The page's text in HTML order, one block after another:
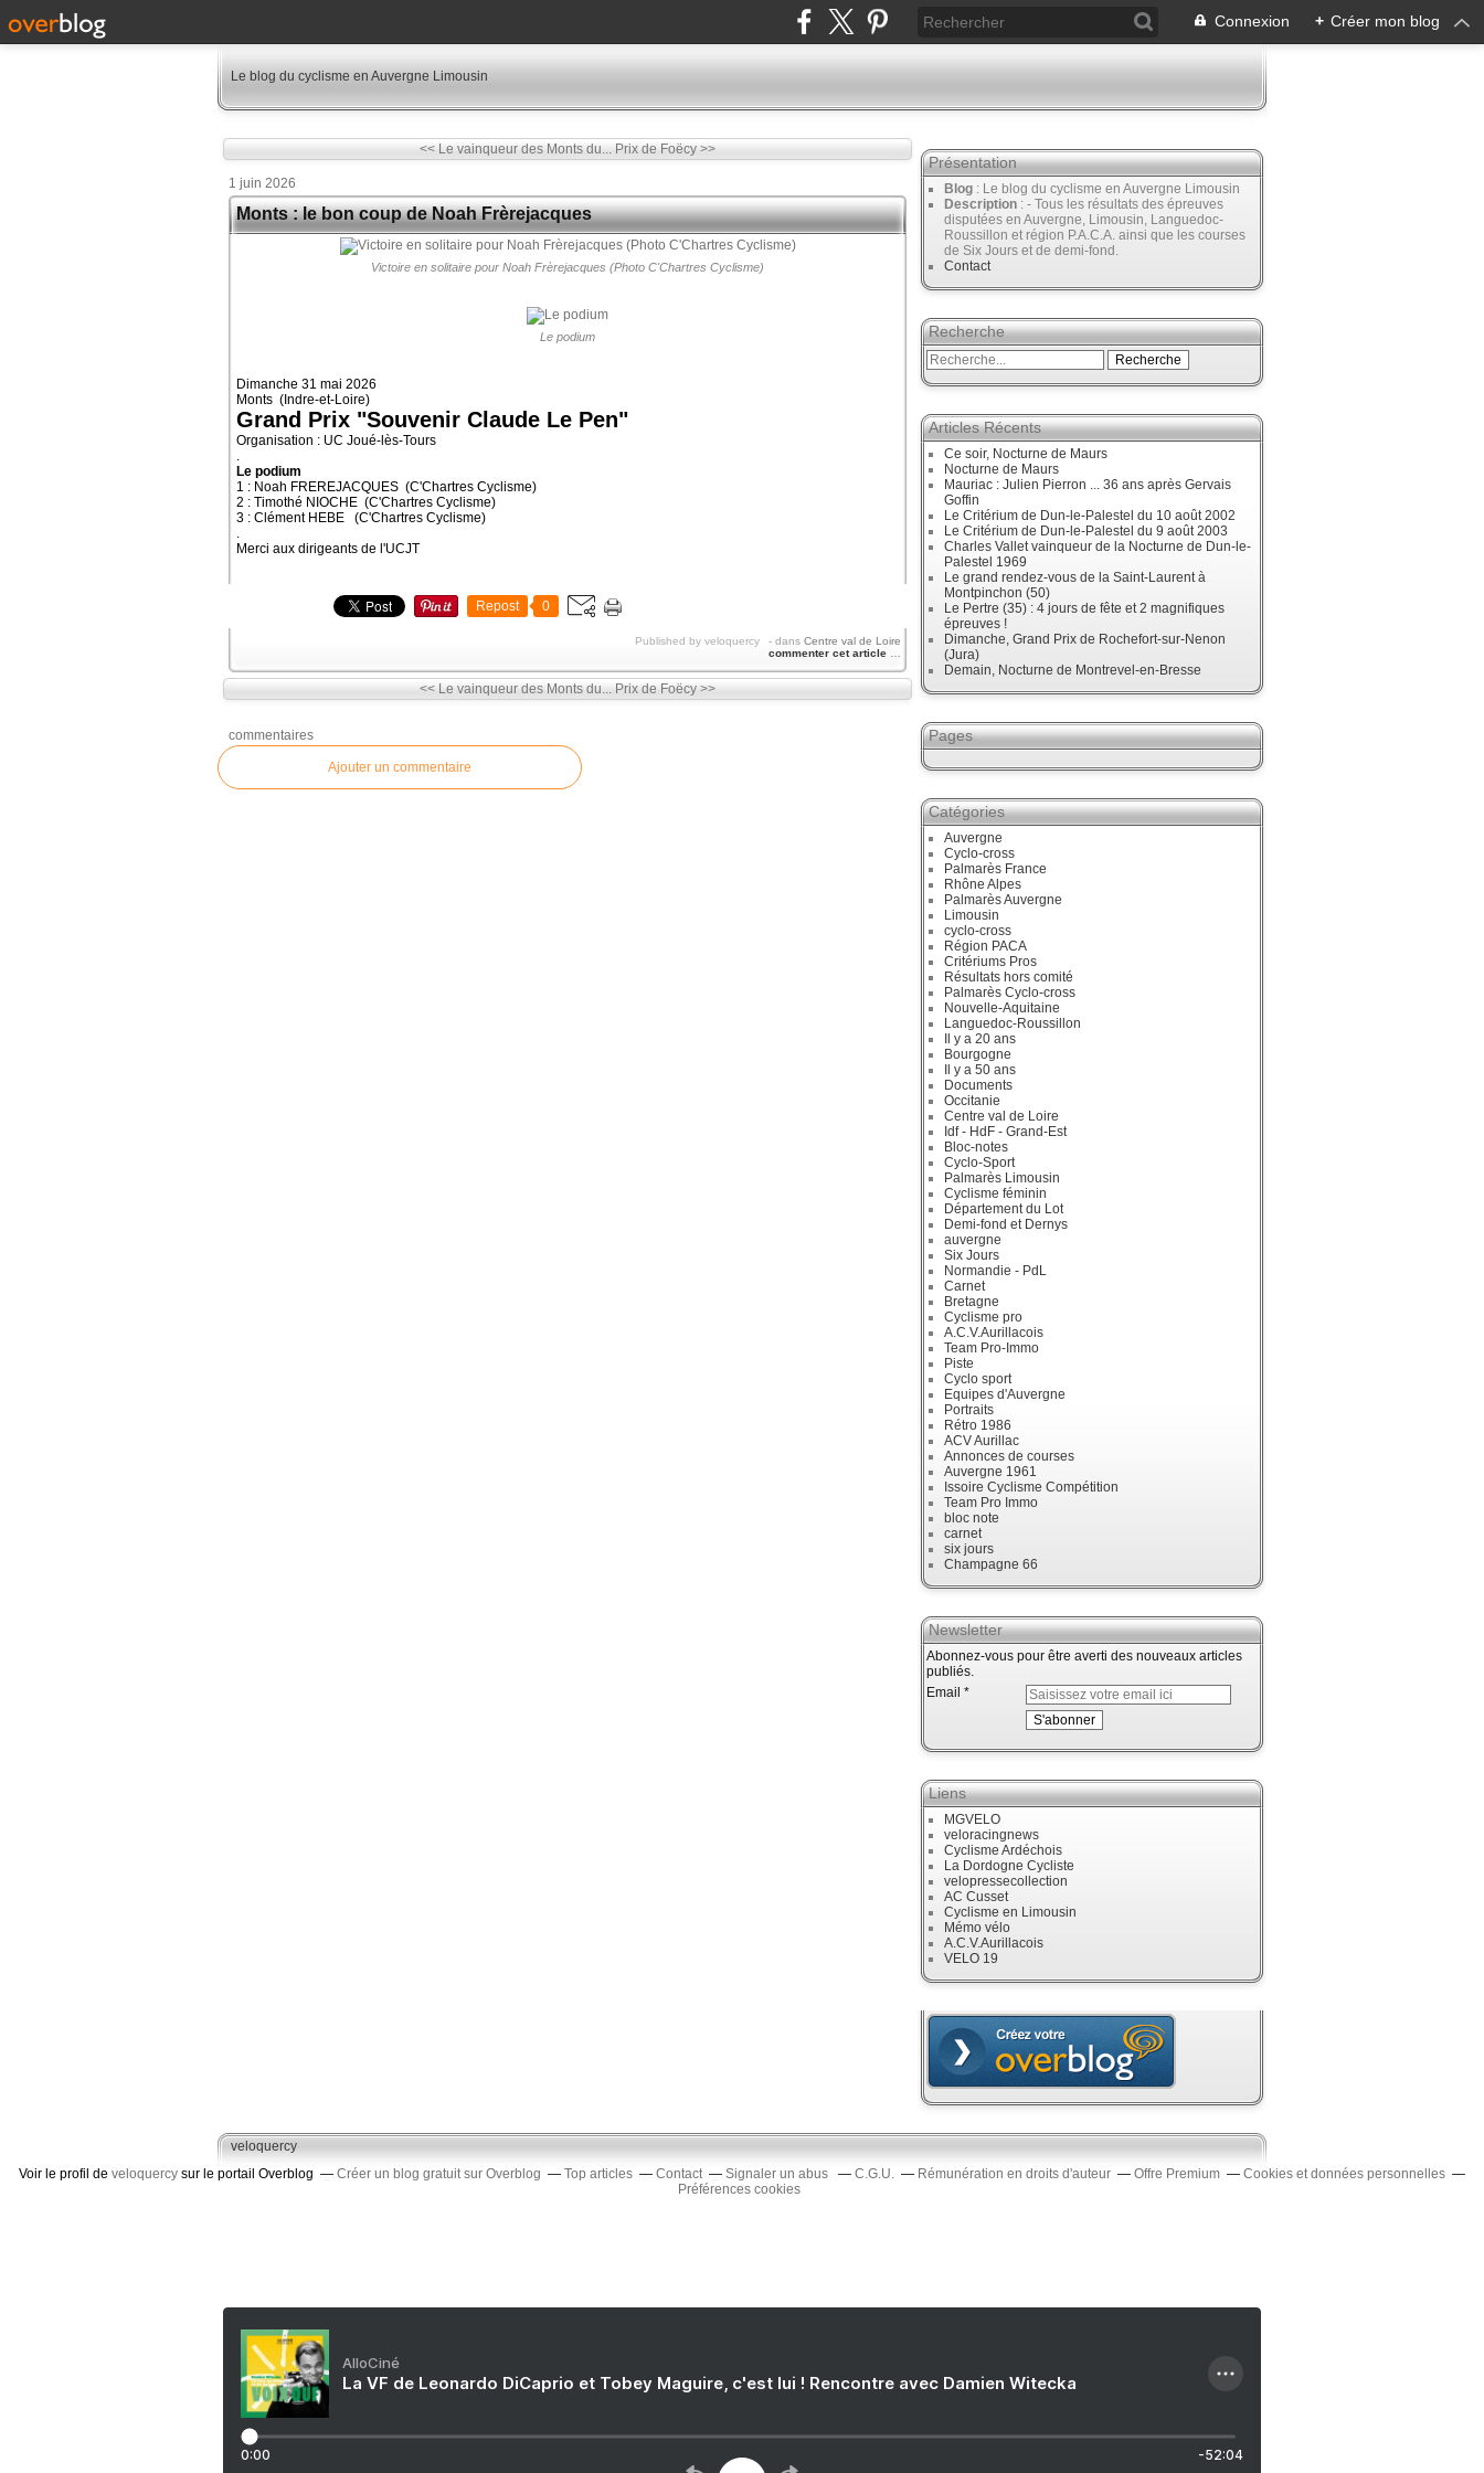
Connexion + Créer mon blog
Le blog du cyclisme en Auvergne Limousin
<< Le vainqueur des Monts du... Prix de Foëcy >>
1 juin 2026
Monts : le bon coup de Noah Frèrejacques
Victoire en solitaire pour Noah Frèrejacques (Photo C'Chartres Cyclisme)
Le podium
Dimanche 31 mai 2026
Monts (Indre-et-Loire)
Grand Prix "Souvenir Claude Le Pen"
Organisation : UC Joué-lès-Tours
.
Le podium
1 : Noah FREREJACQUES (C'Chartres Cyclisme)
2 : Timothé NIOCHE (C'Chartres Cyclisme)
3 : Clément HEBE (C'Chartres Cyclisme)
.
Merci aux dirigeants de l'UCJT
Repost 0
Published by veloquercy - dans Centre val de Loire
commenter cet article
<< Le vainqueur des Monts du... Prix de Foëcy >>
commentaires
Ajouter un commentaire
Présentation
Blog : Le blog du cyclisme en Auvergne Limousin
Description : - Tous les résultats des épreuves
disputées en Auvergne, Limousin, Languedoc-
Roussillon et région P.A.C.A. ainsi que les courses
de Six Jours et de demi-fond.
Contact
Recherche
Articles Récents
Ce soir, Nocturne de Maurs
Nocturne de Maurs
Mauriac : Julien Pierron ... 36 ans après Gervais
Goffin
Le Critérium de Dun-le-Palestel du 10 août 2002
Le Critérium de Dun-le-Palestel du 9 août 2003
Charles Vallet vainqueur de la Nocturne de Dun-le-
Palestel 1969
Le grand rendez-vous de la Saint-Laurent à
Montpinchon (50)
Le Pertre (35) : 4 jours de fête et 2 magnifiques
épreuves !
Dimanche, Grand Prix de Rochefort-sur-Nenon
(Jura)
Demain, Nocturne de Montrevel-en-Bresse
Pages
Catégories
Auvergne
Cyclo-cross
Palmarès France
Rhône Alpes
Palmarès Auvergne
Limousin
cyclo-cross
Région PACA
Critériums Pros
Résultats hors comité
Palmarès Cyclo-cross
Nouvelle-Aquitaine
Languedoc-Roussillon
Il y a 20 ans
Bourgogne
Il y a 50 ans
Documents
Occitanie
Centre val de Loire
Idf - HdF - Grand-Est
Bloc-notes
Cyclo-Sport
Palmarès Limousin
Cyclisme féminin
Département du Lot
Demi-fond et Dernys
auvergne
Six Jours
Normandie - PdL
Carnet
Bretagne
Cyclisme pro
A.C.V.Aurillacois
Team Pro-Immo
Piste
Cyclo sport
Equipes d'Auvergne
Portraits
Rétro 1986
ACV Aurillac
Annonces de courses
Auvergne 1961
Issoire Cyclisme Compétition
Team Pro Immo
bloc note
carnet
six jours
Champagne 66
Newsletter
Abonnez-vous pour être averti des nouveaux articles
publiés.
Email
Liens
MGVELO
veloracingnews
Cyclisme Ardéchois
La Dordogne Cycliste
velopressecollection
AC Cusset
Cyclisme en Limousin
Mémo vélo
A.C.V.Aurillacois
VELO 19
veloquercy
Voir le profil de veloquercy sur le portail Overblog Créer un blog gratuit sur Overblog Top articles Contact Signaler un abus C.G.U. Rémunération en droits d'auteur Offre Premium
Cookies et données personnelles
Préférences cookies
AlloCiné
La VF de Leonardo DiCaprio et Tobey Maguire, c'est lui ! Rencontre avec Damien Witecka
0:00 -52:04